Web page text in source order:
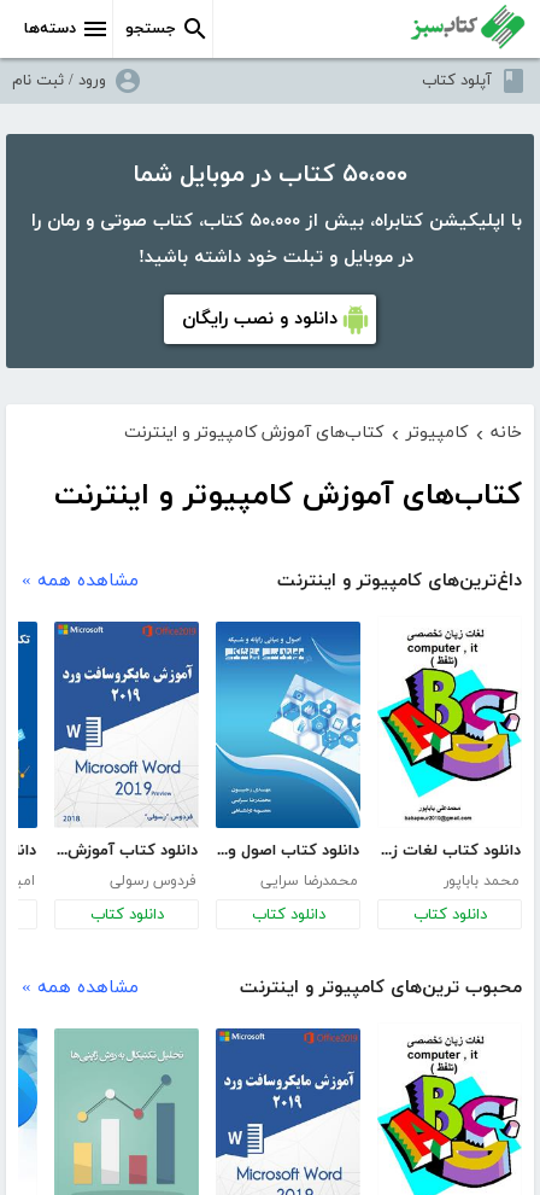
دسته‌ها جستجو
آپلود کتاب ورود / ثبت نام
۵۰،۰۰۰ کتاب در موبایل شما
با اپلیکیشن کتابراه، بیش از ۵۰،۰۰۰ کتاب، کتاب صوتی و رمان را
در موبایل و تبلت خود داشته باشید!
دانلود و نصب رایگان
خانه › کامپیوتر › کتاب‌های آموزش کامپیوتر و اینترنت
کتاب‌های آموزش کامپیوتر و اینترنت
داغ‌ترین‌های کامپیوتر و اینترنت مشاهده همه »
دانلود کتاب لغات زبان تخصصی کامپیوتر و IT همراه با تلفظ
محمد باباپور
دانلود کتاب
دانلود کتاب اصول و مبانی رایانه و شبکه در مهندسی پزشکی
محمدرضا سرایی
دانلود کتاب
دانلود کتاب آموزش مایکروسافت ورد 2019
فردوس رسولی
دانلود کتاب
محبوب ترین‌های کامپیوتر و اینترنت مشاهده همه »